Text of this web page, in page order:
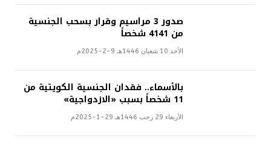
صدور 3 مراسيم وقرار بسحب الجنسية
من 4141 شخصاً
الأحد 10 شعبان 1446هـ 9-2-2025م
بالأسماء.. فقدان الجنسية الكويتية من
11 شخصاً بسبب «الازدواجية»
الأربعاء 29 رجب 1446هـ 29-1-2025م